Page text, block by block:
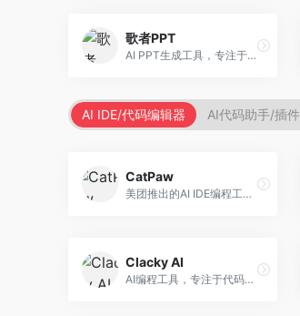
歌者PPT
AI PPT生成工具，专注于演示文稿智能创作。面向职场人士，支持主题输入、内容生成、设计美化等功能，PPT制作效率高。
AI IDE/代码编辑器 AI代码助手/插件
CatPaw
美团推出的AI IDE编程工具，专注于本地开发生态。面向开发者，提供智能代码补全、代码生成、项目管理等服务，本地开发体验好。
Clacky AI
AI编程工具，专注于代码智能生成与优化。面向开发者，提供代码生成、代码重构、错误修复等服务，编程效率高。